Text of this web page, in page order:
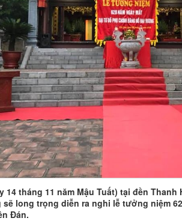
14 tháng 11 năm Mậu Tuất) tại đền
long trọng diễn ra nghi lễ tưởng niệm
Đán.